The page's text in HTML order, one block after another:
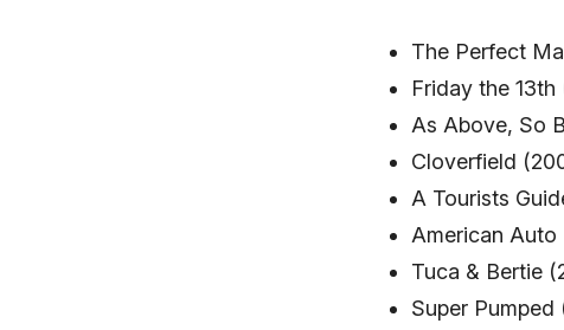
The Perfect
Friday the 13th
As Above, So
Cloverfield
A Tourists
American Auto
Tuca & Bertie
Super Pumped